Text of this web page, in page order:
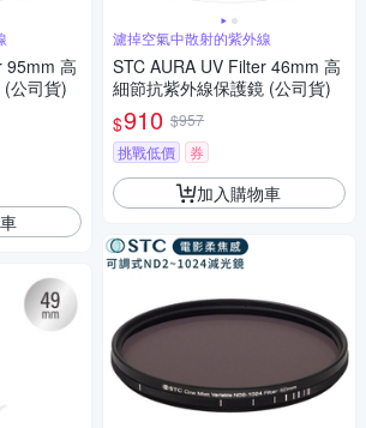
95mm 高
公司貨)
濾掉空氣中散射的紫外線
STC AURA UV Filter 46mm 高
細節抗紫外線保護鏡 (公司貨)
$910 $957
挑戰低價
券
加入購物車